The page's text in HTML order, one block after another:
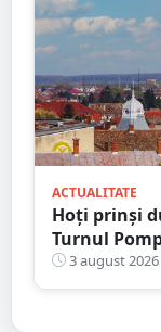
ACTUALITATE
Hoți prinși
Turnul
pază
3 august 2026